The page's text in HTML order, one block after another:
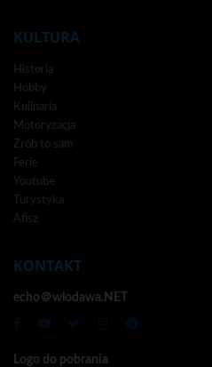
KULTURA
Historia
Hobby
Kulinaria
Motoryzacja
Zrób to sam
Ferie
Youtube
Turystyka
Afisz
KONTAKT
echo＠wlodawa.NET
Logo do pobrania